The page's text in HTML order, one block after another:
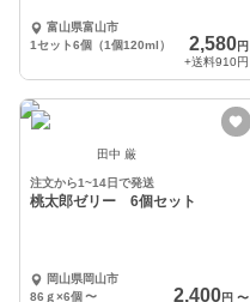
富山県富山市
1セット6個（1個120ml）
2,580円
+送料910円
田中 厳
注文から1~14日で発送
桃太郎ゼリー 6個セット
岡山県岡山市
86ｇ×6個 〜 2,400円 〜